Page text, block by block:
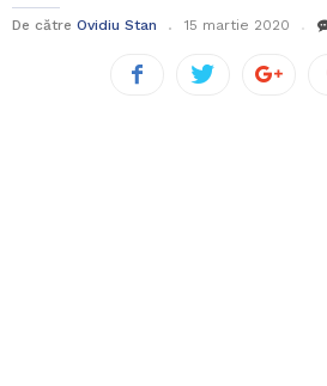
De către Ovidiu Stan 15 martie 2020